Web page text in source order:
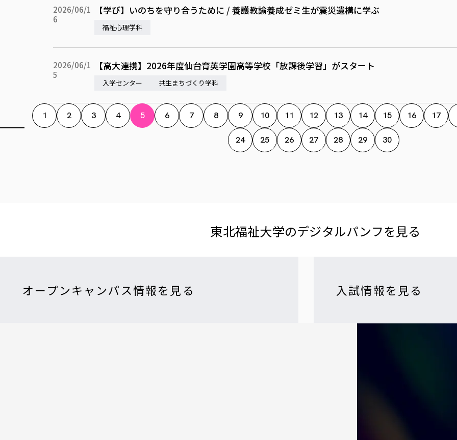
2026/06/1
6
【学び】いのちを守り合うために / 養護教諭養成ゼミ生が震災遺構に学ぶ
福祉心理学科
2026/06/1
5
【高大連携】2026年度仙台育英学園高等学校「放課後学習」がスタート
入学センター 共生まちづくり学科
1 2 3 4 5 6 7 8 9 10 11 12 13 14 15 16 17
24 25 26 27 28 29 30
東北福祉大学の​デジタルパンフを​見る​
オープンキャンパス情報を見る 入試情報を見る